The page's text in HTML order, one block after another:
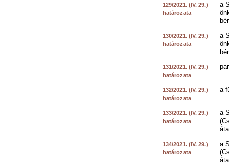
129/2021. (IV. 29.)
határozata
a
130/2021. (IV. 29.)
határozata
a
131/2021. (IV. 29.)
határozata
132/2021. (IV. 29.)
határozata
a
133/2021. (IV. 29.)
határozata
a
134/2021. (IV. 29.)
határozata
a